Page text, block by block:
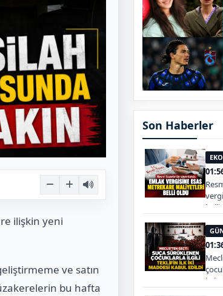
ilişkin yeni
ve satın
bu hafta
Son Haberler
belli